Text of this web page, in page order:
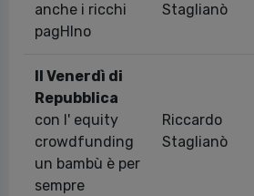
anche i ricchi
pagHIno
Staglianò
Il Venerdì di
Repubblica
con l' equity
crowdfunding
un bambù è per
sempre
Riccardo
Staglianò